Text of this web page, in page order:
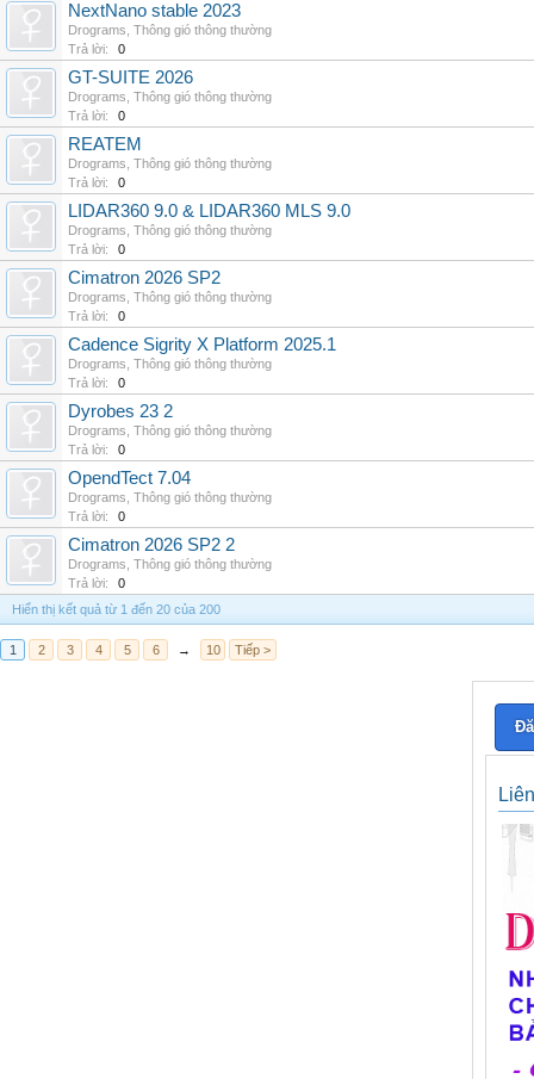
NextNano stable 2023
Drograms Thông gió thông thường
Trả lời:
0
GT-SUITE 2026
Drograms Thông gió thông thường
Trả lời:
0
REATEM
Drograms Thông gió thông thường
Trả lời:
0
LIDAR360 9.0 & LIDAR360 MLS 9.0
Drograms Thông gió thông thường
Trả lời:
0
Cimatron 2026 SP2
Drograms Thông gió thông thường
Trả lời:
0
Cadence Sigrity X Platform 2025.1
Drograms Thông gió thông thường
Trả lời:
0
Dyrobes 23 2
Drograms Thông gió thông thường
Trả lời:
0
OpendTect 7.04
Drograms Thông gió thông thường
Trả lời:
0
Cimatron 2026 SP2 2
Drograms Thông gió thông thường
Trả lời:
0
Hiển thị kết quả từ 1 đến 20 của 200
1 2 3 4 5 6 → 10 Tiếp >